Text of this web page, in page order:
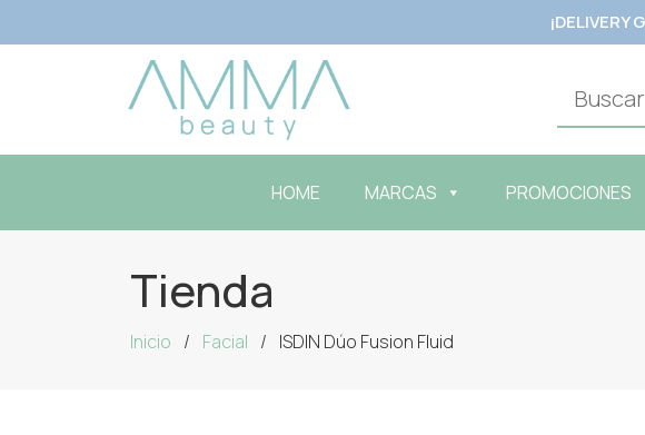
¡DELIVERY
HOME MARCAS PROMOCIONES
Tienda
Inicio Facial ISDIN Dúo Fusion Fluid